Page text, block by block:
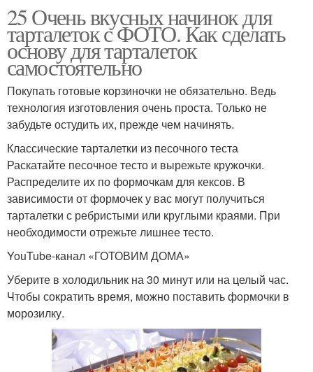
25 Очень вкусных начинок для
тарталеток с ФОТО. Как сделать
основу для тарталеток
самостоятельно
Покупать готовые корзиночки не обязательно. Ведь
технология изготовления очень проста. Только не
забудьте остудить их, прежде чем начинять.
Классические тарталетки из песочного теста
Раскатайте песочное тесто и вырежьте кружочки.
Распределите их по формочкам для кексов. В
зависимости от формочек у вас могут получиться
тарталетки с ребристыми или круглыми краями. При
необходимости отрежьте лишнее тесто.
YouTube‑канал «ГОТОВИМ ДОМА»
Уберите в холодильник на 30 минут или на целый час.
Чтобы сократить время, можно поставить формочки в
морозилку.